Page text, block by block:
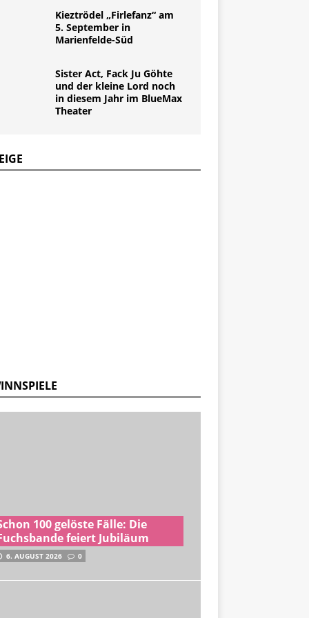
Kieztrödel „Firlefanz“ am
5. September in
Marienfelde-Süd
Sister Act, Fack Ju Göhte
und der kleine Lord noch
in diesem Jahr im BlueMax
Theater
100 gelöste Fälle: Die
feiert Jubiläum
6. AUGUST 2026 0